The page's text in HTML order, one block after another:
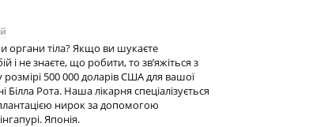
органи тіла? Якщо ви шукаєте
і не знаєте, що робити, то зв’яжіться з
500 000 доларів США для вашої
Рота. Наша лікарня спеціалізується
нирок за допомогою
Японія.